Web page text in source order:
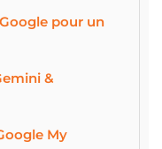
pour un
&
My